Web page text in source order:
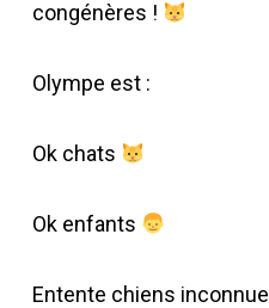
congénères !
Olympe est :
Ok chats
Ok enfants
Entente chiens inconnue